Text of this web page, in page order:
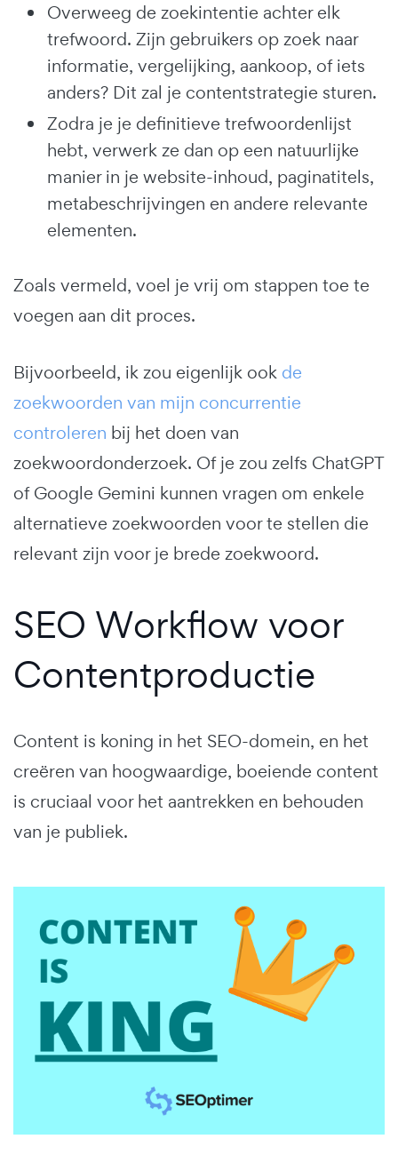
Overweeg de zoekintentie achter elk
trefwoord. Zijn gebruikers op zoek naar
informatie, vergelijking, aankoop, of iets
anders? Dit zal je contentstrategie sturen.
Zodra je je definitieve trefwoordenlijst
hebt, verwerk ze dan op een natuurlijke
manier in je website-inhoud, paginatitels,
metabeschrijvingen en andere relevante
elementen.
Zoals vermeld, voel je vrij om stappen toe te
voegen aan dit proces.
Bijvoorbeeld, ik zou eigenlijk ook de
zoekwoorden van mijn concurrentie
controleren bij het doen van
zoekwoordonderzoek. Of je zou zelfs ChatGPT
of Google Gemini kunnen vragen om enkele
alternatieve zoekwoorden voor te stellen die
relevant zijn voor je brede zoekwoord.
SEO Workflow voor
Contentproductie
Content is koning in het SEO-domein, en het
creëren van hoogwaardige, boeiende content
is cruciaal voor het aantrekken en behouden
van je publiek.